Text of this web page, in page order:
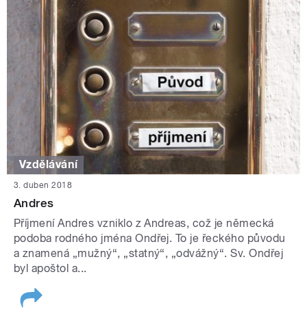
Vzdělávání
3. duben 2018
Andres
Příjmení Andres vzniklo z Andreas, což je německá
podoba rodného jména Ondřej. To je řeckého původu
a znamená „mužný“, „statný“, „odvážný“. Sv. Ondřej
byl apoštol a...